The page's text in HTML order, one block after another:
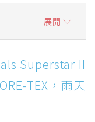
展開
Superstar II
TEX，雨天街
v9 GORE-
Superstar II
TEX，雨天